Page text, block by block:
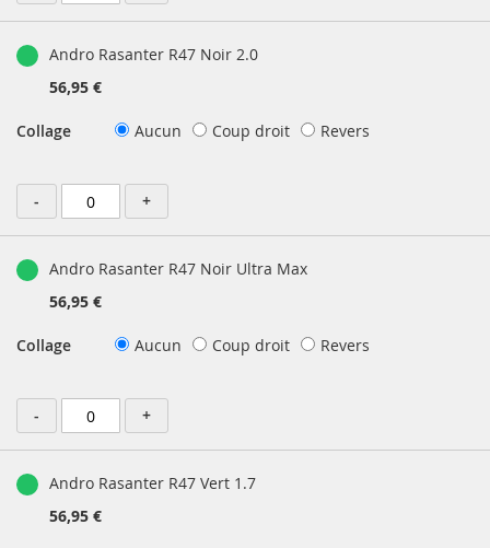
Andro Rasanter R47 Noir 2.0
56,95 €
Collage Aucun Coup droit Revers
- +
Andro Rasanter R47 Noir Ultra Max
56,95 €
Collage Aucun Coup droit Revers
- +
Andro Rasanter R47 Vert 1.7
56,95 €